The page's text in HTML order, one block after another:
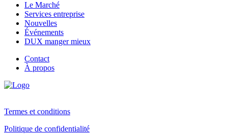
Le Marché
Services entreprise
Nouvelles
Événements
DUX manger mieux
Contact
À propos
Termes et conditions
Politique de confidentialité